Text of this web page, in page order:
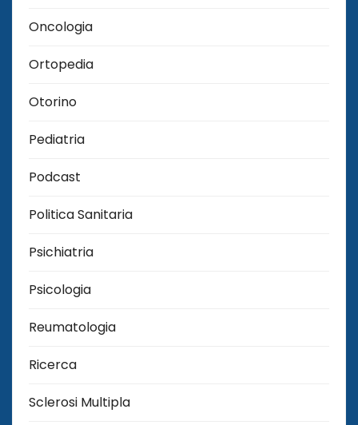
Oncologia
Ortopedia
Otorino
Pediatria
Podcast
Politica Sanitaria
Psichiatria
Psicologia
Reumatologia
Ricerca
Sclerosi Multipla